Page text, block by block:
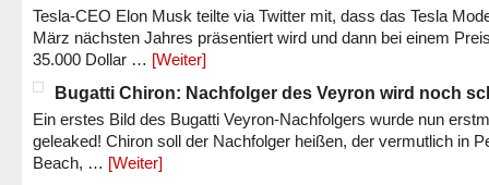
Tesla-CEO Elon Musk teilte via Twitter mit, dass das Tesla
März nächsten Jahres präsentiert wird und dann bei einem
35.000 Dollar … [Weiter]
Bugatti Chiron: Nachfolger des Veyron wird noch
Ein erstes Bild des Bugatti Veyron-Nachfolgers wurde nun
geleaked! Chiron soll der Nachfolger heißen, der vermutlich in
Beach, … [Weiter]